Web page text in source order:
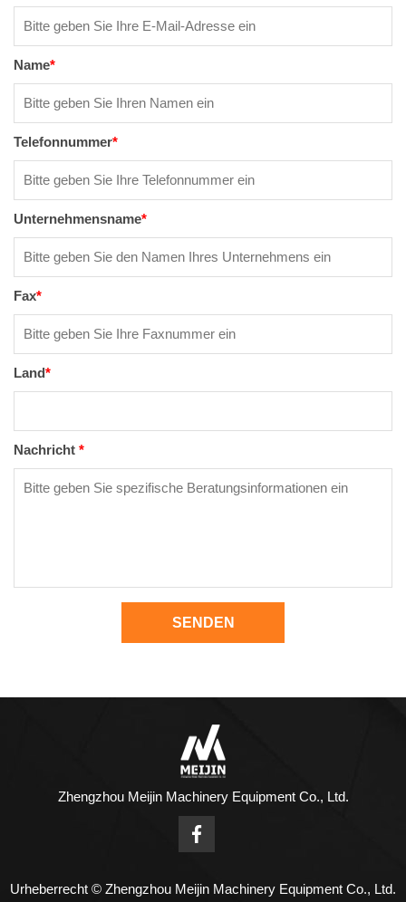
Name*
Telefonnummer*
Unternehmensname*
Fax*
Land*
Nachricht *
SENDEN
Zhengzhou Meijin Machinery Equipment Co., Ltd.
Urheberrecht © Zhengzhou Meijin Machinery Equipment Co., Ltd.